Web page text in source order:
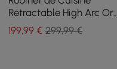
Rétractable High Arc Or
Brossé en Laiton Massif
199,99 € 299,99 €